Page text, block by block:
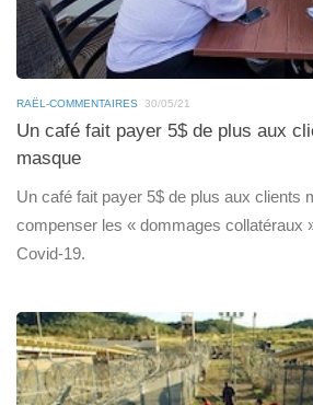
RAËL-COMMENTAIRES 30/05/21
Un café fait payer 5$ de plus aux
masque
Un café fait payer 5$ de plus aux clients
compenser les « dommages collatéraux
Covid-19.